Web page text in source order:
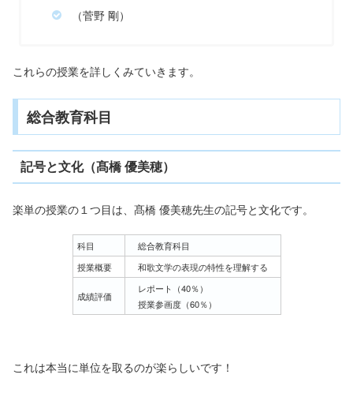
（菅野 剛）
これらの授業を詳しくみていきます。
総合教育科目
記号と文化（髙橋 優美穂）
楽単の授業の１つ目は、髙橋 優美穂先生の記号と文化です。
科目
総合教育科目
授業概要
和歌文学の表現の特性を理解する
成績評価
レポート（40％）
授業参画度（60％）
これは本当に単位を取るのが楽らしいです！